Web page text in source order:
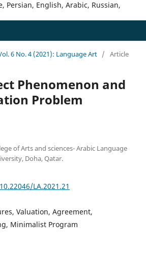
Persian, English, Arabic, Russian,
6 No. 4 (2021): Language Art / Article
Phenomenon and
Problem
of Arts and sciences- Arabic Language
Doha, Qatar.
LA.2021.21
Valuation, Agreement,
Minimalist Program